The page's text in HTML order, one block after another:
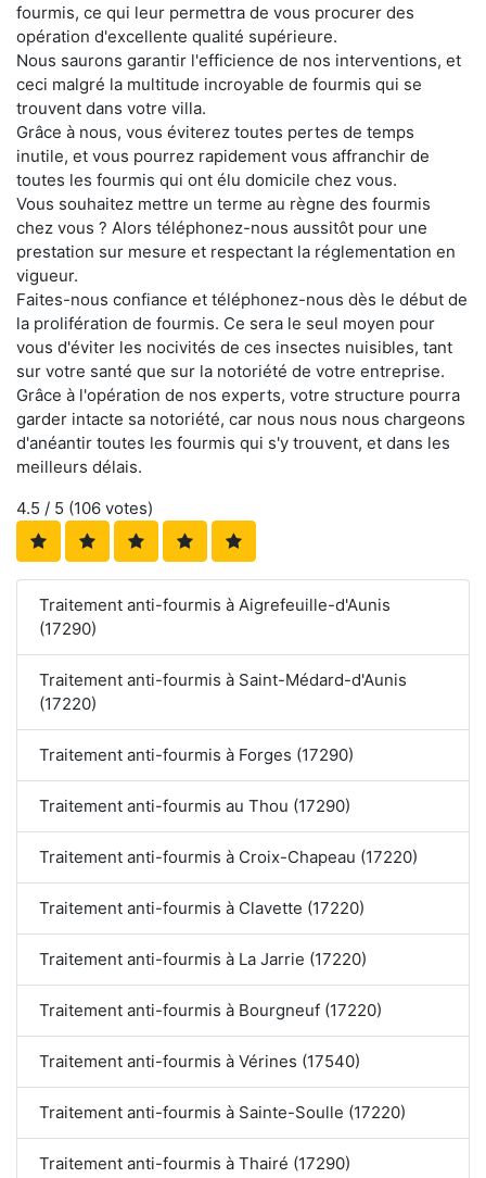
fourmis, ce qui leur permettra de vous procurer des
opération d'excellente qualité supérieure.
Nous saurons garantir l'efficience de nos interventions, et
ceci malgré la multitude incroyable de fourmis qui se
trouvent dans votre villa.
Grâce à nous, vous éviterez toutes pertes de temps
inutile, et vous pourrez rapidement vous affranchir de
toutes les fourmis qui ont élu domicile chez vous.
Vous souhaitez mettre un terme au règne des fourmis
chez vous ? Alors téléphonez-nous aussitôt pour une
prestation sur mesure et respectant la réglementation en
vigueur.
Faites-nous confiance et téléphonez-nous dès le début de
la prolifération de fourmis. Ce sera le seul moyen pour
vous d'éviter les nocivités de ces insectes nuisibles, tant
sur votre santé que sur la notoriété de votre entreprise.
Grâce à l'opération de nos experts, votre structure pourra
garder intacte sa notoriété, car nous nous nous chargeons
d'anéantir toutes les fourmis qui s'y trouvent, et dans les
meilleurs délais.
4.5 / 5 (106 votes)
Traitement anti-fourmis à Aigrefeuille-d'Aunis
(17290)
Traitement anti-fourmis à Saint-Médard-d'Aunis
(17220)
Traitement anti-fourmis à Forges (17290)
Traitement anti-fourmis au Thou (17290)
Traitement anti-fourmis à Croix-Chapeau (17220)
Traitement anti-fourmis à Clavette (17220)
Traitement anti-fourmis à La Jarrie (17220)
Traitement anti-fourmis à Bourgneuf (17220)
Traitement anti-fourmis à Vérines (17540)
Traitement anti-fourmis à Sainte-Soulle (17220)
Traitement anti-fourmis à Thairé (17290)